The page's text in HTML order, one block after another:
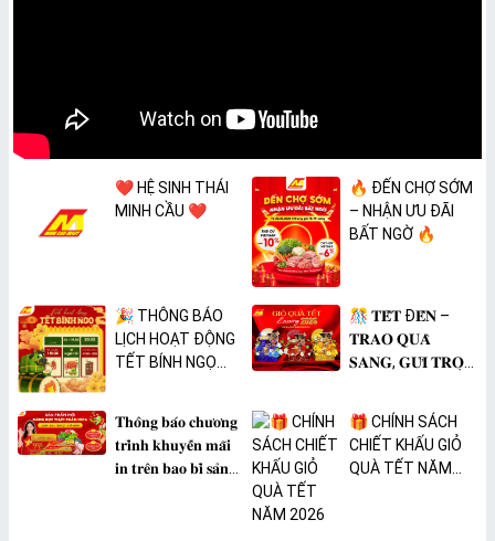
❤️ HỆ SINH THÁI
MINH CẦU ❤️
🔥 ĐẾN CHỢ SỚM
– NHẬN ƯU ĐÃI
BẤT NGỜ 🔥
🎉 THÔNG BÁO
LỊCH HOẠT ĐỘNG
TẾT BÍNH NGỌ
🎊 𝐓𝐄̂́𝐓 Đ𝐄̂́𝐍 –
𝐓𝐑𝐀𝐎 𝐐𝐔𝐀̀
𝐒𝐀𝐍𝐆, 𝐆𝐔̛̉𝐈 𝐓𝐑𝐎̣𝐍
𝐓𝐡𝐨̂𝐧𝐠 𝐛𝐚́𝐨 𝐜𝐡𝐮̛𝐨̛𝐧𝐠
𝐭𝐫𝐢̀𝐧𝐡 𝐤𝐡𝐮𝐲𝐞̂́𝐧 𝐦𝐚̃𝐢
𝐢𝐧 𝐭𝐫𝐞̂𝐧 𝐛𝐚𝐨 𝐛𝐢̀ 𝐬𝐚̉𝐧
🎁 CHÍNH SÁCH
CHIẾT KHẤU GIỎ
QUÀ TẾT NĂM